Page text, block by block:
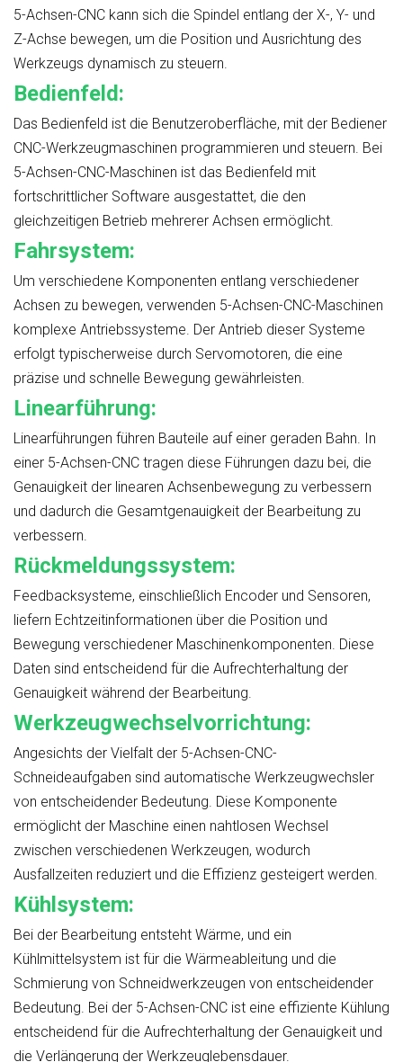
5-Achsen-CNC kann sich die Spindel entlang der X-, Y- und
Z-Achse bewegen, um die Position und Ausrichtung des
Werkzeugs dynamisch zu steuern.
Bedienfeld:
Das Bedienfeld ist die Benutzeroberfläche, mit der Bediener
CNC-Werkzeugmaschinen programmieren und steuern. Bei
5-Achsen-CNC-Maschinen ist das Bedienfeld mit
fortschrittlicher Software ausgestattet, die den
gleichzeitigen Betrieb mehrerer Achsen ermöglicht.
Fahrsystem:
Um verschiedene Komponenten entlang verschiedener
Achsen zu bewegen, verwenden 5-Achsen-CNC-Maschinen
komplexe Antriebssysteme. Der Antrieb dieser Systeme
erfolgt typischerweise durch Servomotoren, die eine
präzise und schnelle Bewegung gewährleisten.
Linearführung:
Linearführungen führen Bauteile auf einer geraden Bahn. In
einer 5-Achsen-CNC tragen diese Führungen dazu bei, die
Genauigkeit der linearen Achsenbewegung zu verbessern
und dadurch die Gesamtgenauigkeit der Bearbeitung zu
verbessern.
Rückmeldungssystem:
Feedbacksysteme, einschließlich Encoder und Sensoren,
liefern Echtzeitinformationen über die Position und
Bewegung verschiedener Maschinenkomponenten. Diese
Daten sind entscheidend für die Aufrechterhaltung der
Genauigkeit während der Bearbeitung.
Werkzeugwechselvorrichtung:
Angesichts der Vielfalt der 5-Achsen-CNC-
Schneideaufgaben sind automatische Werkzeugwechsler
von entscheidender Bedeutung. Diese Komponente
ermöglicht der Maschine einen nahtlosen Wechsel
zwischen verschiedenen Werkzeugen, wodurch
Ausfallzeiten reduziert und die Effizienz gesteigert werden.
Kühlsystem:
Bei der Bearbeitung entsteht Wärme, und ein
Kühlmittelsystem ist für die Wärmeableitung und die
Schmierung von Schneidwerkzeugen von entscheidender
Bedeutung. Bei der 5-Achsen-CNC ist eine effiziente Kühlung
entscheidend für die Aufrechterhaltung der Genauigkeit und
die Verlängerung der Werkzeuglebensdauer.